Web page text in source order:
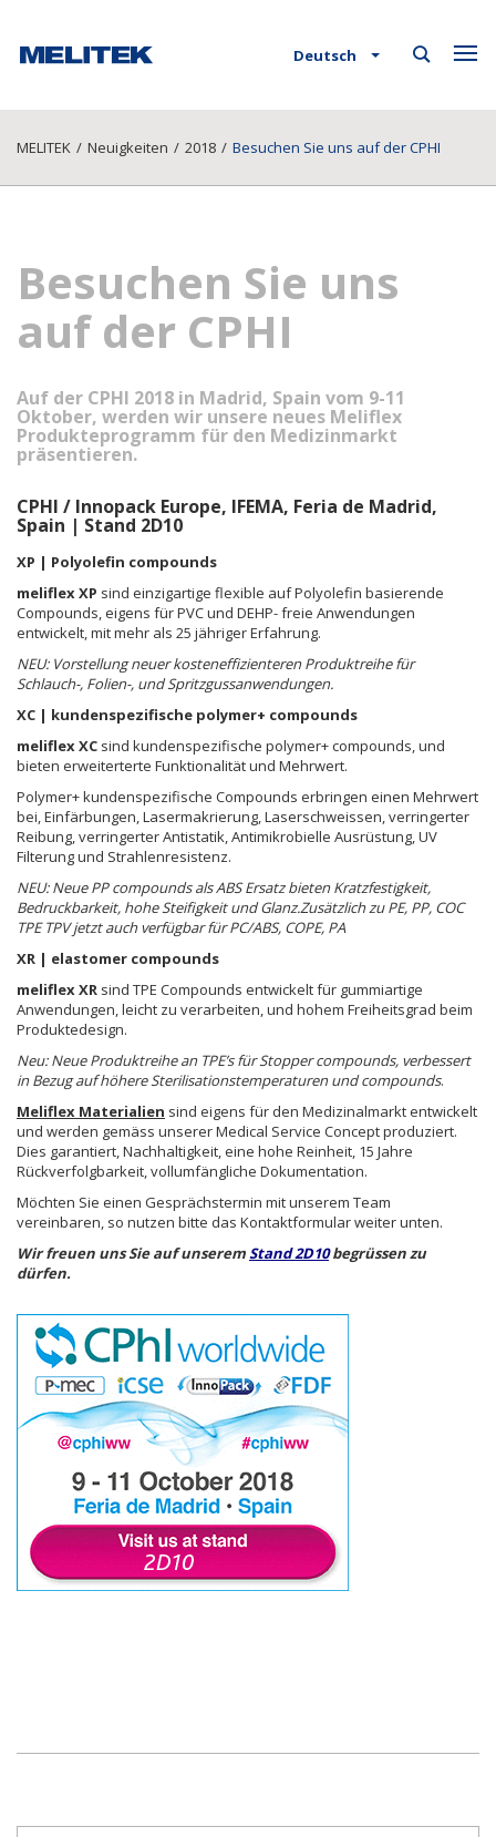
Deutsch
MELITEK / Neuigkeiten / 2018 / Besuchen Sie uns auf der CPHI
Besuchen Sie uns
auf der CPHI
Auf der CPHI 2018 in Madrid, Spain vom 9-11
Oktober, werden wir unsere neues Meliflex
Produkteprogramm für den Medizinmarkt
präsentieren.
CPHI / Innopack Europe, IFEMA, Feria de Madrid,
Spain | Stand 2D10
XP | Polyolefin compounds
meliflex XP sind einzigartige flexible auf Polyolefin basierende
Compounds, eigens für PVC und DEHP- freie Anwendungen
entwickelt, mit mehr als 25 jähriger Erfahrung.
NEU: Vorstellung neuer kosteneffizienteren Produktreihe für
Schlauch-, Folien-, und Spritzgussanwendungen.
XC | kundenspezifische polymer+ compounds
meliflex XC sind kundenspezifische polymer+ compounds, und
bieten erweiterterte Funktionalität und Mehrwert.
Polymer+ kundenspezifische Compounds erbringen einen Mehrwert
bei, Einfärbungen, Lasermakrierung, Laserschweissen, verringerter
Reibung, verringerter Antistatik, Antimikrobielle Ausrüstung, UV
Filterung und Strahlenresistenz.
NEU: Neue PP compounds als ABS Ersatz bieten Kratzfestigkeit,
Bedruckbarkeit, hohe Steifigkeit und Glanz.Zusätzlich zu PE, PP, COC
TPE TPV jetzt auch verfügbar für PC/ABS, COPE, PA
XR | elastomer compounds
meliflex XR sind TPE Compounds entwickelt für gummiartige
Anwendungen, leicht zu verarbeiten, und hohem Freiheitsgrad beim
Produktedesign.
Neu: Neue Produktreihe an TPE’s für Stopper compounds, verbessert
in Bezug auf höhere Sterilisationstemperaturen und compounds.
Meliflex Materialien sind eigens für den Medizinalmarkt entwickelt
und werden gemäss unserer Medical Service Concept produziert.
Dies garantiert, Nachhaltigkeit, eine hohe Reinheit, 15 Jahre
Rückverfolgbarkeit, vollumfängliche Dokumentation.
Möchten Sie einen Gesprächstermin mit unserem Team
vereinbaren, so nutzen bitte das Kontaktformular weiter unten.
Wir freuen uns Sie auf unseremStand 2D10begrüssen zu
dürfen.